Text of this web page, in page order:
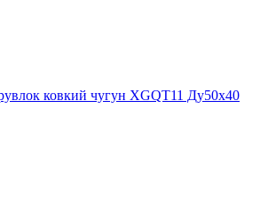
ковкий чугун XGQT11 Ду50х40